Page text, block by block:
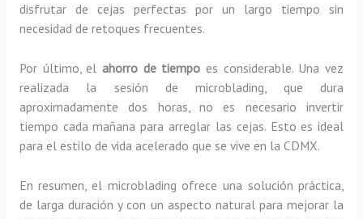
disfrutar de cejas perfectas por un largo tiempo sin
necesidad de retoques frecuentes.
Por último, el ahorro de tiempo es considerable. Una vez
realizada la sesión de microblading, que dura
aproximadamente dos horas, no es necesario invertir
tiempo cada mañana para arreglar las cejas. Esto es ideal
para el estilo de vida acelerado que se vive en la CDMX.
En resumen, el microblading ofrece una solución práctica,
de larga duración y con un aspecto natural para mejorar la